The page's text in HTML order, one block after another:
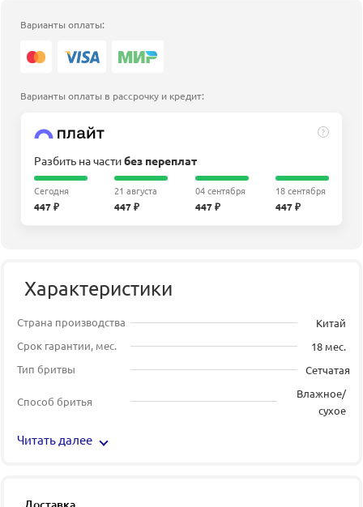
Варианты оплаты:
Варианты оплаты в рассрочку и кредит:
?
Разбить на частибез переплат
Сегодня
447 ₽
21 августа
447 ₽
04 сентября
447 ₽
18 сентября
447 ₽
Характеристики
Страна производства
Китай
Срок гарантии, мес.
18 мес.
Тип бритвы
Сетчатая
Способ бритья
Влажное/
сухое
Читать далее
Доставка